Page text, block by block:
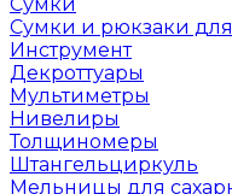
Сумки и рюкзаки для
Инструмент
Декроттуары
Мультиметры
Нивелиры
Толщиномеры
Штангельциркуль
Мельницы для